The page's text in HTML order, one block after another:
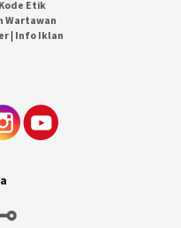
Kode Etik
Wartawan
| Info Iklan